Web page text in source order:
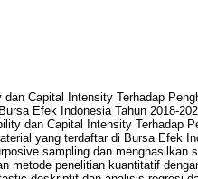
Capital Intensity Terhadap
Efek Indonesia Tahun 2018-
dan Capital Intensity Terhadap
yang terdaftar di Bursa Efek
sampling dan menghasilkan
metode penelitian kuantitatif